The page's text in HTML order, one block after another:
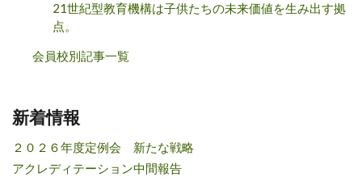
21世紀型教育機構は子供たちの未来価値を生み出す拠
点。
会員校別記事一覧
新着情報
２０２６年度定例会 新たな戦略
アクレディテーション中間報告